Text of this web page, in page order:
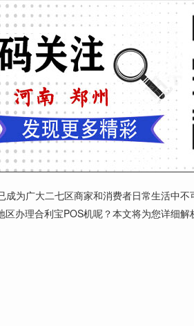
为广大二七区商家和消费者日常生活中
办理合利宝POS机呢？本文将为您详细解